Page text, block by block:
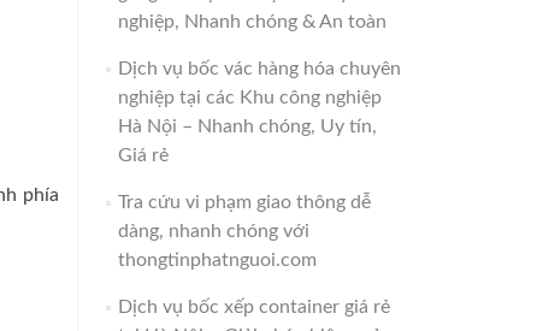
phía
nghiệp, Nhanh chóng & An toàn
Dịch vụ bốc vác hàng hóa chuyên
nghiệp tại các Khu công nghiệp
Hà Nội – Nhanh chóng, Uy tín,
Giá rẻ
Tra cứu vi phạm giao thông dễ
dàng, nhanh chóng với
thongtinphatnguoi.com
Dịch vụ bốc xếp container giá rẻ